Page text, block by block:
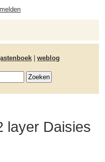
weblog
layer Daisies